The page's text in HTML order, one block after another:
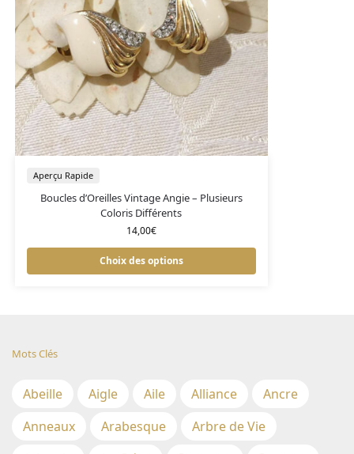
Boucles d’Oreilles Vintage Angie – Plusieurs
Coloris Différents
14,00€
Choix des options
Aperçu Rapide
Mots Clés
Abeille Aigle Aile Alliance
Ancre
Anneaux
Arabesque
Arbre de Vie